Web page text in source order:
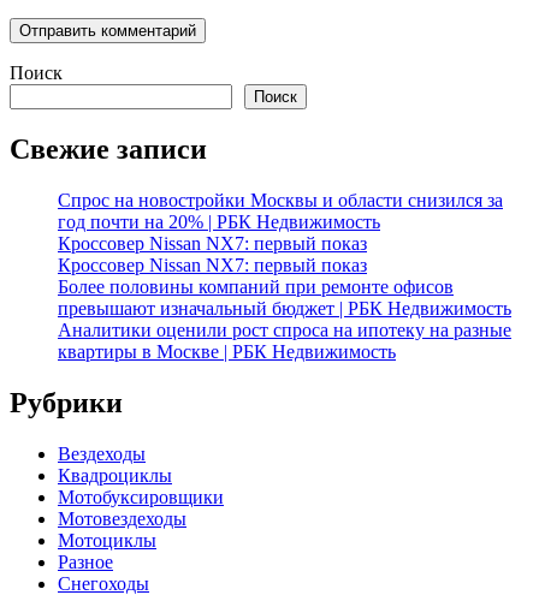
Поиск
Поиск
Свежие записи
Спрос на новостройки Москвы и области снизился за
год почти на 20% | РБК Недвижимость
Кроссовер Nissan NX7: первый показ
Кроссовер Nissan NX7: первый показ
Более половины компаний при ремонте офисов
превышают изначальный бюджет | РБК Недвижимость
Аналитики оценили рост спроса на ипотеку на разные
квартиры в Москве | РБК Недвижимость
Рубрики
Вездеходы
Квадроциклы
Мотобуксировщики
Мотовездеходы
Мотоциклы
Разное
Снегоходы